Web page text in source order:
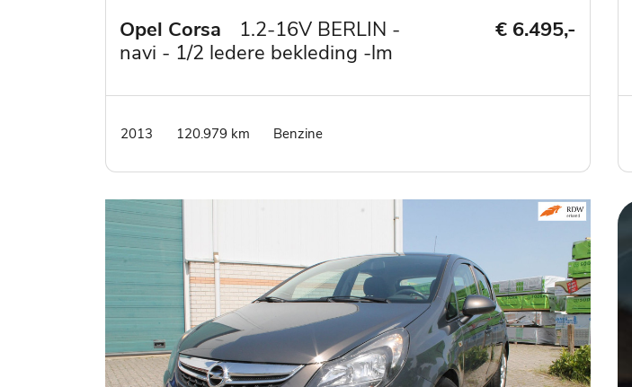
Opel Corsa
1.2-16V BERLIN -
navi - 1/2 ledere bekleding -lm
€ 6.495,-
2013 120.979 km Benzine